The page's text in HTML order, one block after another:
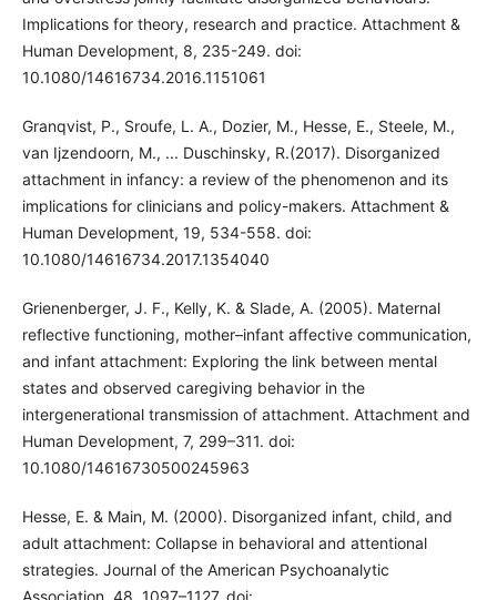
Implications for theory, research and practice. Attachment &
Human Development, 8, 235-249. doi:
10.1080/14616734.2016.1151061
Granqvist, P., Sroufe, L. A., Dozier, M., Hesse, E., Steele, M.,
van Ijzendoorn, M., ... Duschinsky, R.(2017). Disorganized
attachment in infancy: a review of the phenomenon and its
implications for clinicians and policy-makers. Attachment &
Human Development, 19, 534-558. doi:
10.1080/14616734.2017.1354040
Grienenberger, J. F., Kelly, K. & Slade, A. (2005). Maternal
reflective functioning, mother–infant affective communication,
and infant attachment: Exploring the link between mental
states and observed caregiving behavior in the
intergenerational transmission of attachment. Attachment and
Human Development, 7, 299–311. doi:
10.1080/14616730500245963
Hesse, E. & Main, M. (2000). Disorganized infant, child, and
adult attachment: Collapse in behavioral and attentional
strategies. Journal of the American Psychoanalytic